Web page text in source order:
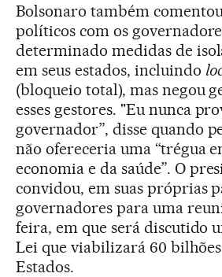
Bolsonaro também
políticos com os
determinado medidas de
em seus estados, incluindo
(bloqueio total), mas negou
esses gestores. "Eu nunca
governador”, disse quando
não ofereceria uma “trégua
economia e da saúde”. O
convidou, em suas próprias
governadores para uma
feira, em que será discutido
Lei que viabilizará 60
Estados.